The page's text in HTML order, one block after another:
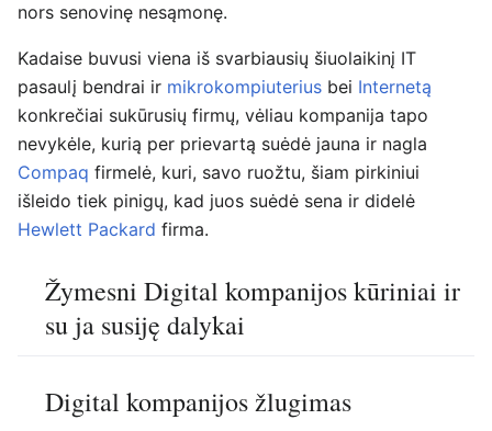
nors senovinę nesąmonę.
Kadaise buvusi viena iš svarbiausių šiuolaikinį IT
pasaulį bendrai ir mikrokompiuterius bei Internetą
konkrečiai sukūrusių firmų, vėliau kompanija tapo
nevykėle, kurią per prievartą suėdė jauna ir nagla
Compaq firmelė, kuri, savo ruožtu, šiam pirkiniui
išleido tiek pinigų, kad juos suėdė sena ir didelė
Hewlett Packard firma.
Žymesni Digital kompanijos kūriniai ir
su ja susiję dalykai
Digital kompanijos žlugimas